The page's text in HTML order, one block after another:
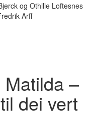
og Othilie Loftesnes
Arff
–
dei vert